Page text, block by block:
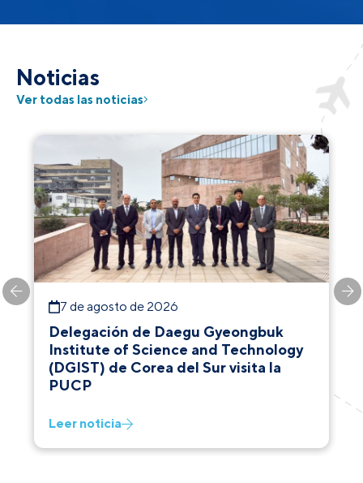
Noticias
Ver todas las noticias
7 de agosto de 2026
Delegación de Daegu Gyeongbuk
Institute of Science and Technology
(DGIST) de Corea del Sur visita la
PUCP
Leer noticia